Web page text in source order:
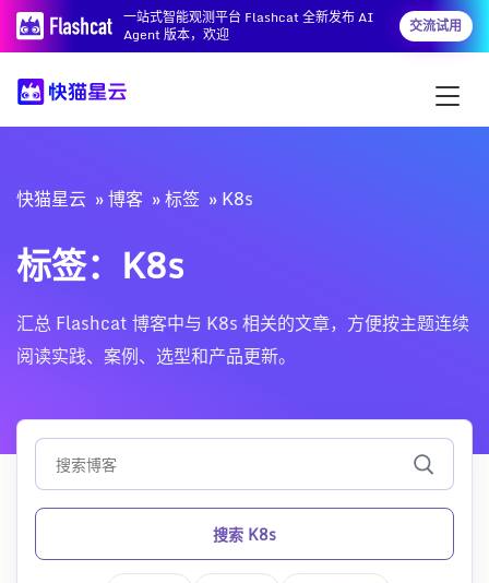
一站式智能观测平台 Flashcat 全新发布 AI
Agent 版本，欢迎
交流试用
快猫星云 博客 标签 K8s
标签：K8s
汇总 Flashcat 博客中与 K8s 相关的文章，方便按主题连续
阅读实践、案例、选型和产品更新。
搜索 K8s